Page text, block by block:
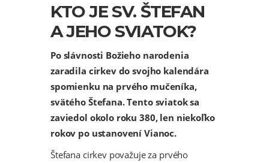
KTO JE SV. ŠTEFAN
A JEHO SVIATOK?
Po slávnosti Božieho narodenia
zaradila cirkev do svojho kalendára
spomienku na prvého mučeníka,
svätého Štefana. Tento sviatok sa
zaviedol okolo roku 380, len niekoľko
rokov po ustanovení Vianoc.
Štefana cirkev považuje za prvého